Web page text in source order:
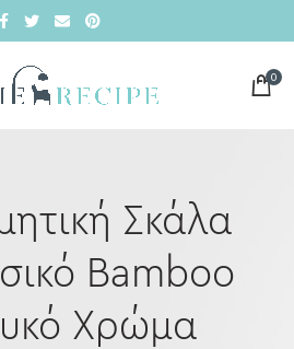
0
Σκάλα
Bamboo
Χρώμα